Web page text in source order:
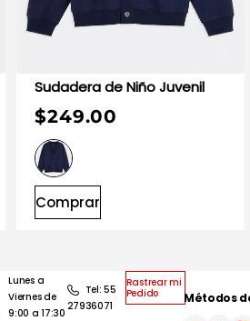
Sudadera de Niño Juvenil
$249.00
Comprar
Lunes a
Viernes de
9:00 a 17:30
Tel: 55
27936071
Rastrear mi
Pedido
Métodos